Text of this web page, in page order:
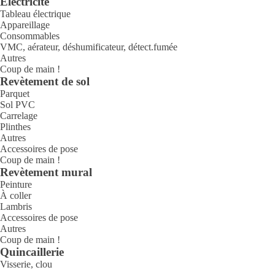
Tableau électrique
Appareillage
Consommables
VMC, aérateur, déshumificateur, détect.fumée
Autres
Coup de main !
Revètement de sol
Parquet
Sol PVC
Carrelage
Plinthes
Autres
Accessoires de pose
Coup de main !
Revètement mural
Peinture
À coller
Lambris
Accessoires de pose
Autres
Coup de main !
Quincaillerie
Visserie, clou